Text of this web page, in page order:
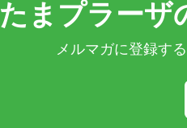
たまプラーザ
メルマガに登録す